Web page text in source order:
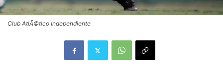
Club AtlÃ©tico Independiente